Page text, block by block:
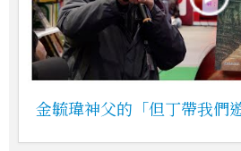
金毓瑋神父的「但丁帶我們